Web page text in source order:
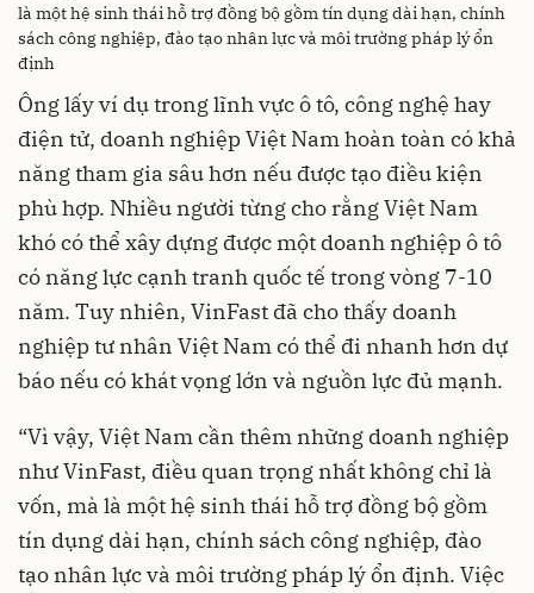
là một hệ sinh thái hỗ trợ đồng bộ gồm tín dụng dài hạn, chính
sách công nghiệp, đào tạo nhân lực và môi trường pháp lý ổn
định
Ông lấy ví dụ trong lĩnh vực ô tô, công nghệ hay
điện tử, doanh nghiệp Việt Nam hoàn toàn có khả
năng tham gia sâu hơn nếu được tạo điều kiện
phù hợp. Nhiều người từng cho rằng Việt Nam
khó có thể xây dựng được một doanh nghiệp ô tô
có năng lực cạnh tranh quốc tế trong vòng 7-10
năm. Tuy nhiên, VinFast đã cho thấy doanh
nghiệp tư nhân Việt Nam có thể đi nhanh hơn dự
báo nếu có khát vọng lớn và nguồn lực đủ mạnh.
“Vì vậy, Việt Nam cần thêm những doanh nghiệp
như VinFast, điều quan trọng nhất không chỉ là
vốn, mà là một hệ sinh thái hỗ trợ đồng bộ gồm
tín dụng dài hạn, chính sách công nghiệp, đào
tạo nhân lực và môi trường pháp lý ổn định. Việc